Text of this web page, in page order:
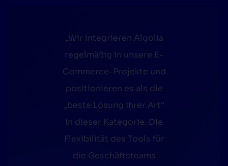
„Wir integrieren Algolia
regelmäßig in unsere E-
Commerce-Projekte und
positionieren es als die
„beste Lösung ihrer Art“
in dieser Kategorie. Die
Flexibilität des Tools für
die Geschäftsteams